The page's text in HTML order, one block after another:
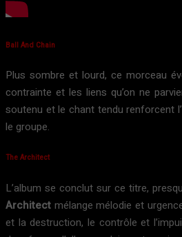
Ball And Chain
Plus sombre et lourd, ce morceau
contrainte et les liens qu’on ne
soutenu et le chant tendu renforcent
le groupe.
The Architect
L’album se conclut sur ce titre,
Architect mélange mélodie et
et la destruction, le contrôle et